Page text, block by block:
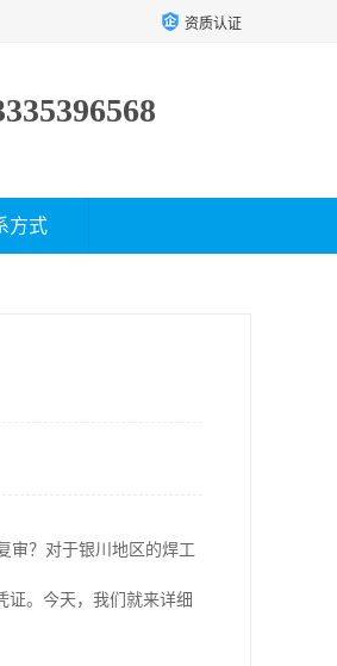
资质认证
方式
审？对于银川地区的焊工
证。今天，我们就来详细